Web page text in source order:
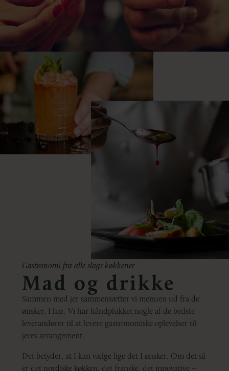
Gastronomi fra alle slags køkkener
Mad og drikke
Sammen med jer sammensætter vi menuen ud fra de
ønsker, I har. Vi har håndplukket nogle af de bedste
leverandører til at levere gastronomiske oplevelser til
jeres arrangement.
Det betyder, at I kan vælge lige det I ønsker. Om det så
er det nordiske køkken, det franske, det innovative –